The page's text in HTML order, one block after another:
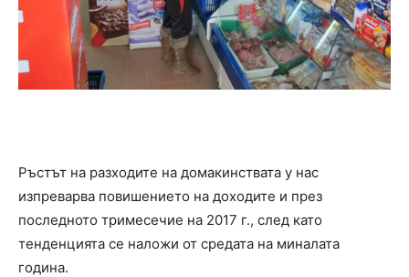
Ръстът на разходите на домакинствата у нас
изпреварва повишението на доходите и през
последното тримесечие на 2017 г., след като
тенденцията се наложи от средата на миналата
година.